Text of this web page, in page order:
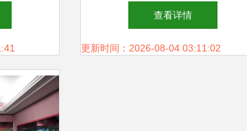
理服务 化生活，凝聚精神力量——文
化场馆管理服务全面升级
查看详情
更新时间：2026-08-04 03:11:02